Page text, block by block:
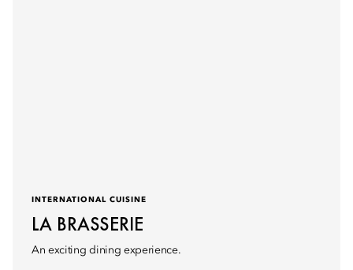
INTERNATIONAL CUISINE
LA BRASSERIE
An exciting dining experience.